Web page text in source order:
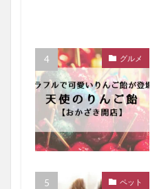
グルメ
ペット